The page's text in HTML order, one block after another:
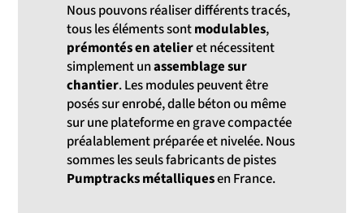
Nous pouvons réaliser différents tracés,
tous les éléments sontmodulables,
prémontés en atelieret nécessitent
simplement unassemblage sur
chantier. Les modules peuvent être
posés sur enrobé, dalle béton ou même
sur une plateforme en grave compactée
préalablement préparée et nivelée. Nous
sommes les seuls fabricants de pistes
Pumptracks métalliquesen France.